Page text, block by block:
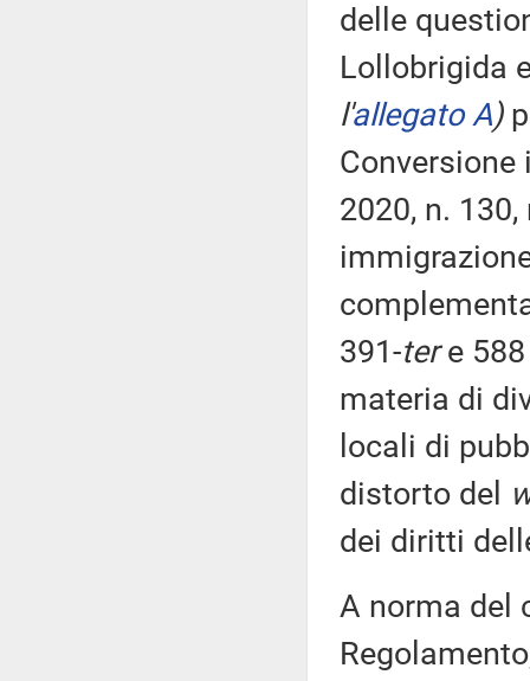
delle
Lollobrigida
l'allegato A)
Conversione
2020, n.
391-tere 588
materia di
locali di
distorto del
dei diritti
A norma del